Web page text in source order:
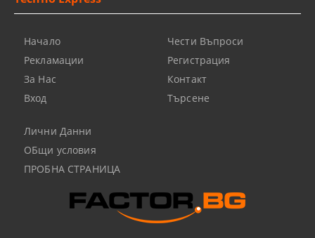
Начало
Рекламации
За Нас
Вход
Чести Въпроси
Регистрация
Контакт
Търсене
Лични Данни
ОБщи условия
ПРОБНА СТРАНИЦА